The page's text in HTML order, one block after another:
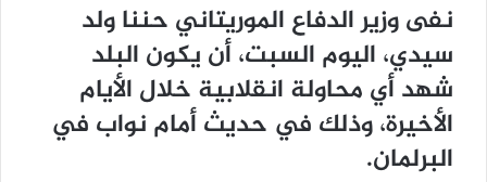
نفى وزير الدفاع الموريتاني حننا ولد
سيدي، اليوم السبت، أن يكون البلد
شهد أي محاولة انقلابية خلال الأيام
الأخيرة، وذلك في حديث أمام نواب في
البرلمان.